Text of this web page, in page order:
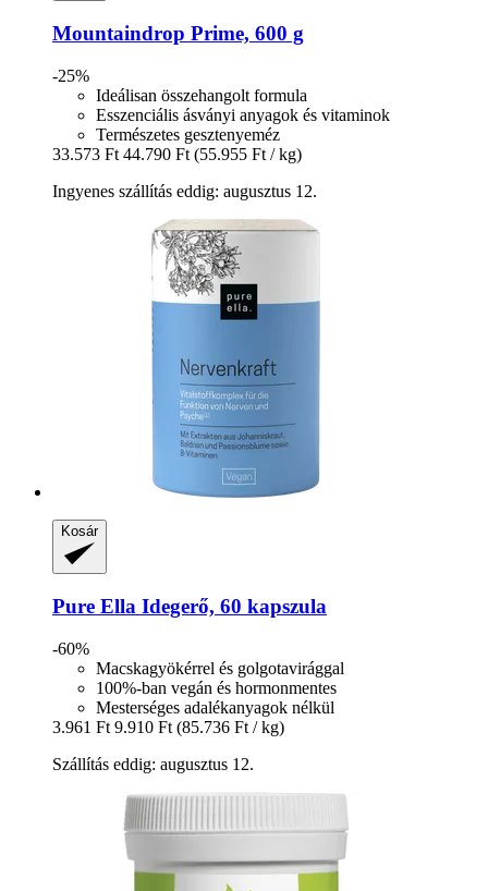
Mountaindrop Prime, 600 g
-25%
Ideálisan összehangolt formula
Esszenciális ásványi anyagok és vitaminok
Természetes gesztenyeméz
33.573 Ft 44.790 Ft (55.955 Ft / kg)
Ingyenes szállítás eddig: augusztus 12.
Kosár
Pure Ella Idegerő, 60 kapszula
-60%
Macskagyökérrel és golgotavirággal
100%-ban vegán és hormonmentes
Mesterséges adalékanyagok nélkül
3.961 Ft 9.910 Ft (85.736 Ft / kg)
Szállítás eddig: augusztus 12.